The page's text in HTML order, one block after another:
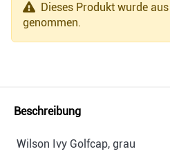
Dieses Produkt wurde
genommen.
Beschreibung
Wilson Ivy Golfcap, grau